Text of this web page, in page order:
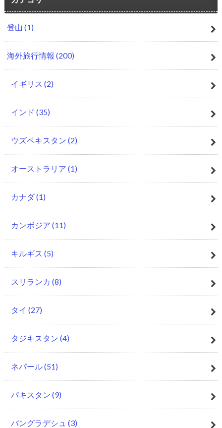
登山 (1)
海外旅行情報 (200)
イギリス (2)
インド (35)
ウズベキスタン (2)
オーストラリア (1)
カナダ(1)
カンボジア (11)
キルギス (5)
スリランカ (8)
タイ (27)
タジキスタン (4)
ネパール(51)
パキスタン (9)
バングラデシュ (3)